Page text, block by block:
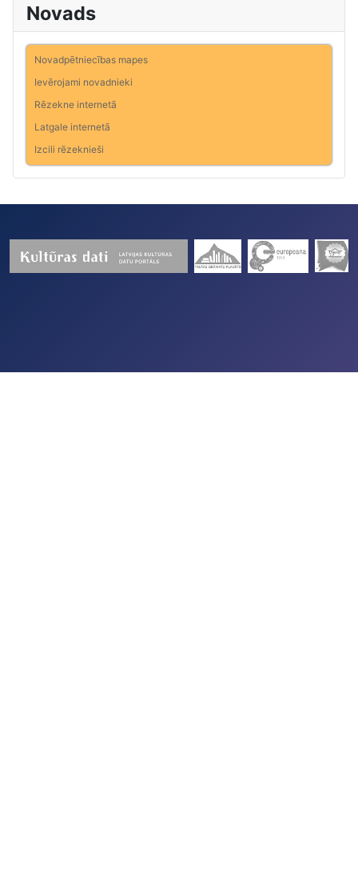
Novads
Novadpētniecības mapes
Ievērojami novadnieki
Rēzekne internetā
Latgale internetā
Izcili rēzeknieši